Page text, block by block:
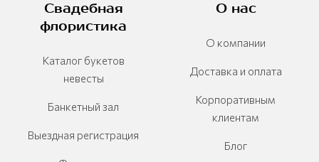
Свадебная
флористика
Каталог букетов
невесты
Банкетный зал
Выездная регистрация
О нас
О компании
Доставка и оплата
Корпоративным
клиентам
Блог